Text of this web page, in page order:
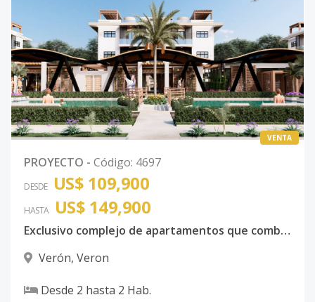
VENTA
PROYECTO - Código: 4697
DESDE US$ 109,900
HASTA US$ 149,900
Exclusivo complejo de apartamentos que combina diseño contemporaneo con funcionalidad moderna
Verón, Veron
Desde 2 hasta 2 Hab.